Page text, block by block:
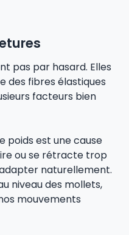
pas par hasard. Elles
des fibres élastiques
facteurs bien
poids est une cause
ou se rétracte trop
naturellement.
niveau des mollets,
mouvements